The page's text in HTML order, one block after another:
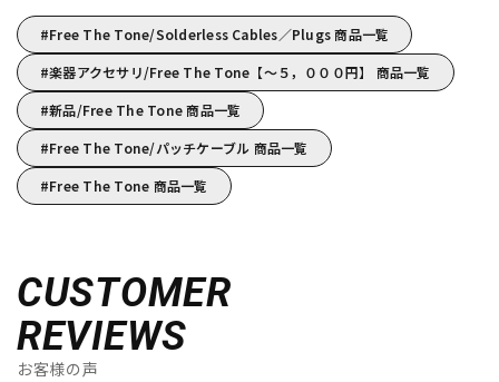
Free The Tone/Solderless Cables／Plugs 商品一覧
楽器アクセサリ/Free The Tone【～５，０００円】 商品一覧
新品/Free The Tone 商品一覧
Free The Tone/パッチケーブル 商品一覧
Free The Tone 商品一覧
CUSTOMER
REVIEWS
お客様の声